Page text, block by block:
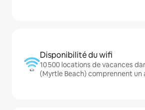
Disponibilité du wifi
10 500 locations de vacances
(Myrtle Beach) comprennent un